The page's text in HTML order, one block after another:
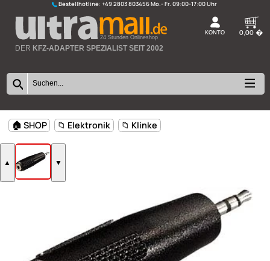
Bestellhotline:+49 2803 803456
24 Stunden Onlineshop
▲ ▼